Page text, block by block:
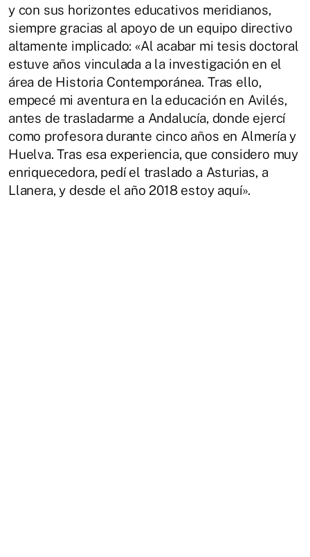
y con sus horizontes educativos meridianos,
siempre gracias al apoyo de un equipo directivo
altamente implicado: «Al acabar mi tesis doctoral
estuve años vinculada a la investigación en el
área de Historia Contemporánea. Tras ello,
empecé mi aventura en la educación en Avilés,
antes de trasladarme a Andalucía, donde ejercí
como profesora durante cinco años en Almería y
Huelva. Tras esa experiencia, que considero muy
enriquecedora, pedí el traslado a Asturias, a
Llanera, y desde el año 2018 estoy aquí».